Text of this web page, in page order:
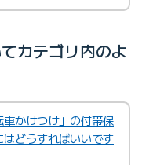
カテゴリ内のよ
かけつけ」の付帯保
どうすればいいです